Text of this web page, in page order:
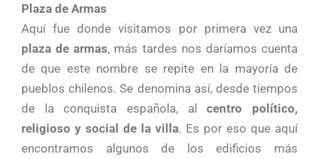
Plaza de Armas
Aquí fue donde visitamos por primera vez una
plaza de armas, más tardes nos daríamos cuenta
de que este nombre se repite en la mayoría de
pueblos chilenos. Se denomina así, desde tiempos
de la conquista española, alcentro político,
religioso y social de la villa. Es por eso que aquí
encontramos algunos de los edificios más